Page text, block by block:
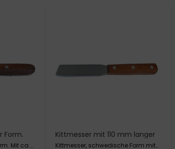
Form.
Mit ca.
Kittmesser mit 110 mm langer
und 26 mm breiter,
Kittmesser, schwedische Form mit